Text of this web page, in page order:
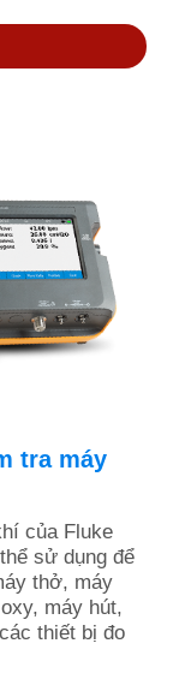
tra máy
của Fluke
sử dụng để
thở, máy
máy hút,
thiết bị đo